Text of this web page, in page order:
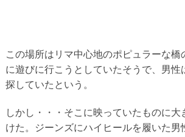
この場所はリマ中心地のポピュラーな橋
に遊びに行こうとしていたそうで、男性
探していたという。
しかし・・・そこに映っていたものに大
けた。ジーンズにハイヒールを履いた男